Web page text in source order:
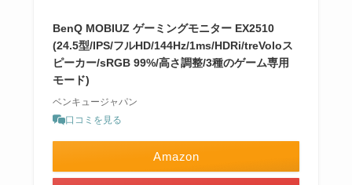
BenQ MOBIUZ ゲーミングモニター EX2510
(24.5型/IPS/フルHD/144Hz/1ms/HDRi/treVoloス
ピーカー/sRGB 99%/高さ調整/3種のゲーム専用
モード)
ベンキュージャパン
口コミを見る
Amazon